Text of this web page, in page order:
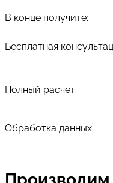
В конце получите:
Бесплатная
Полный расчет
Обработка данных